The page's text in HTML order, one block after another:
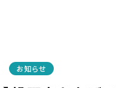
お知らせ